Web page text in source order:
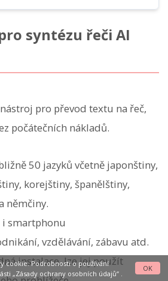
syntézu řeči AI
pro převod textu na řeč,
počátečních nákladů.
50 jazyků včetně japonštiny,
korejštiny, španělštiny,
němčiny.
i smartphonu
vzdělávání, zábavu atd.
instalace, lze jej použít
cookie. Podrobnosti o používání
„Zásady ochrany osobních údajů“.
OK